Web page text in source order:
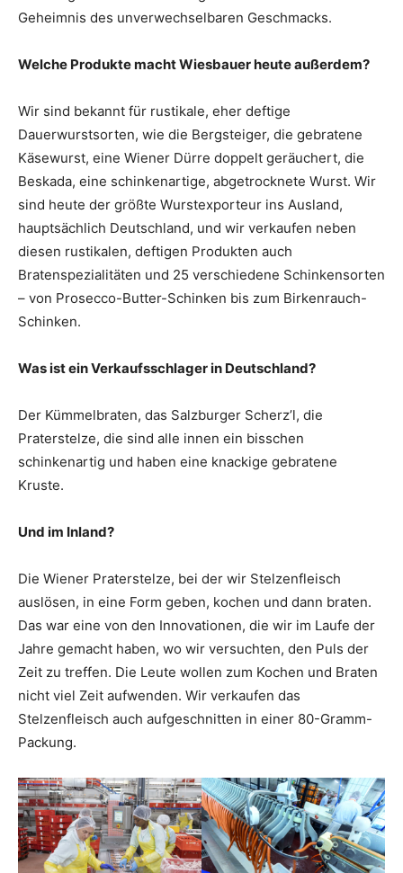
Geheimnis des unverwechselbaren Geschmacks.
Welche Produkte macht Wiesbauer heute außerdem?
Wir sind bekannt für rustikale, eher deftige
Dauerwurstsorten, wie die Bergsteiger, die gebratene
Käsewurst, eine Wiener Dürre doppelt geräuchert, die
Beskada, eine schinken­artige, abgetrocknete Wurst. Wir
sind heute der größte Wurstexporteur ins Ausland,
hauptsächlich Deutschland, und wir verkaufen neben
diesen rustikalen, deftigen Produkten auch
Bratenspezialitäten und 25 verschiedene Schinken­sorten
– von Prosecco-Butter-Schinken bis zum Birkenrauch-
Schinken.
Was ist ein Verkaufsschlager in Deutschland?
Der Kümmelbraten, das Salzburger Scherz’l, die
Praterstelze, die sind alle innen ein bisschen
schinkenartig und haben eine knackige gebratene
Kruste.
Und im Inland?
Die Wiener Praterstelze, bei der wir Stelzenfleisch
auslösen, in eine Form geben, kochen und dann braten.
Das war eine von den Innovationen, die wir im Laufe der
Jahre gemacht haben, wo wir versuchten, den Puls der
Zeit zu treffen. Die Leute wollen zum Kochen und Braten
nicht viel Zeit aufwenden. Wir verkaufen das
Stelzenfleisch auch aufgeschnitten in einer 80-Gramm-
Packung.